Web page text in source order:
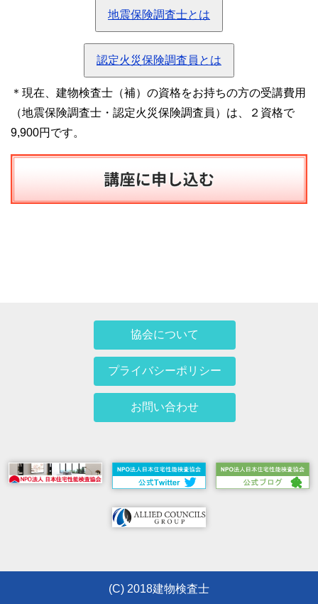
地震保険調査士とは
認定火災保険調査員とは
＊現在、建物検査士（補）の資格をお持ちの方の受講費用
（地震保険調査士・認定火災保険調査員）は、２資格で
9,900円です。
協会について
プライバシーポリシー
お問い合わせ
(C) 2018建物検査士